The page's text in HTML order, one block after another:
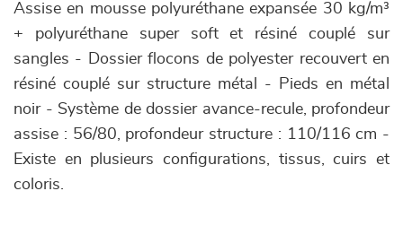
Assise en mousse polyuréthane expansée 30 kg/m³
+ polyuréthane super soft et résiné couplé sur
sangles - Dossier flocons de polyester recouvert en
résiné couplé sur structure métal - Pieds en métal
noir - Système de dossier avance-recule, profondeur
assise : 56/80, profondeur structure : 110/116 cm -
Existe en plusieurs configurations, tissus, cuirs et
coloris.